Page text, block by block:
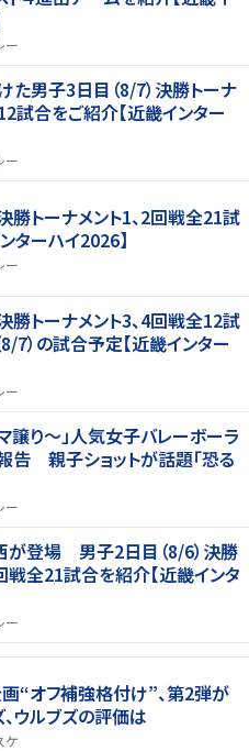
ー
た男子3日目（8/7）決勝トーナ
試合をご紹介【近畿インター
ー
勝トーナメント1、2回戦全21試
ターハイ2026】
ー
勝トーナメント3、4回戦全12試
7）の試合予定【近畿インター
ー
譲り～」人気女子バレーボーラ
告 親子ショットが話題「恐る
ー
が登場 男子2日目（8/6）決勝
戦全21試合を紹介【近畿インタ
ー
“オフ補強格付け”、第2弾が
ウルブズの評価は
ケ